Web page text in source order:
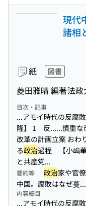
現代
諸相
紙 図書
菱田雅晴 編著法政
目次・記事
...アモイ時代の反腐敗
隆】 1 反......慎重な
改革の計画立案 おわ
る政治過程 【小嶋
と共産党...
要約等 政治家や官
中国。腐敗はなぜ蔓...
内容細目
...アモイ時代の反腐